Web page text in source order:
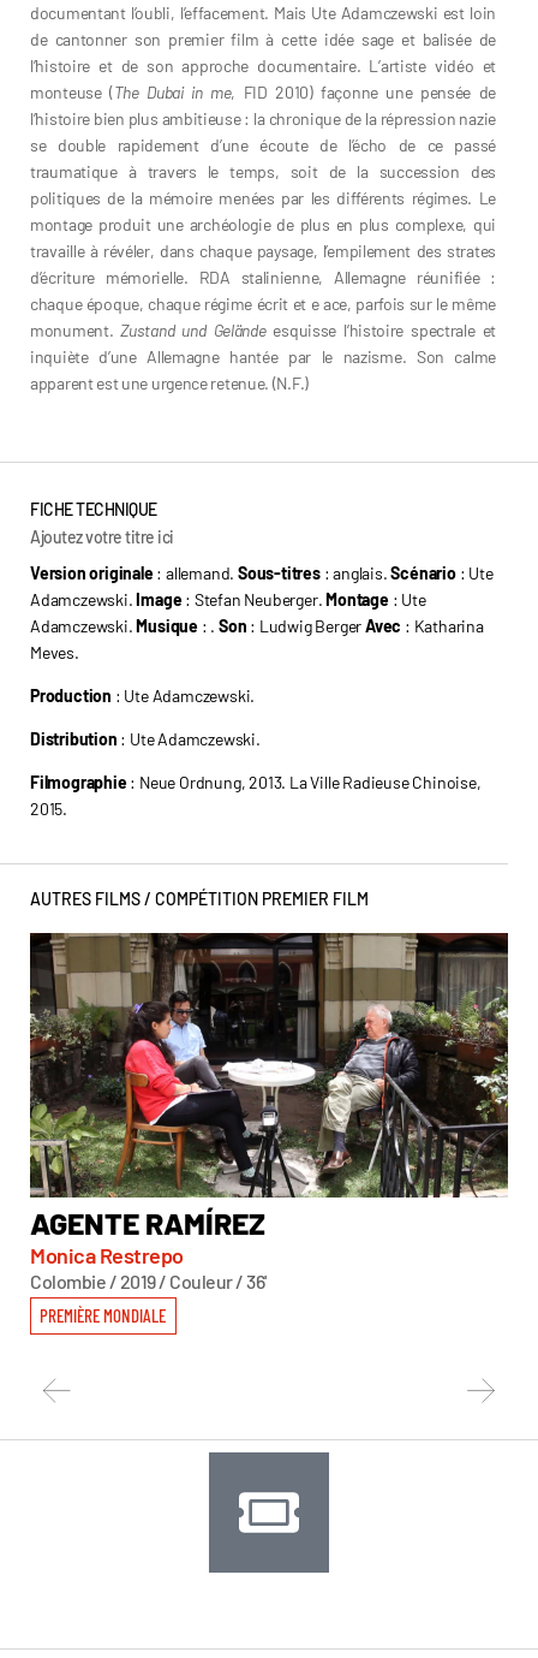
documentant l’oubli, l’effacement. Mais Ute Adamczewski est loin
de cantonner son premier film à cette idée sage et balisée de
l’histoire et de son approche documentaire. L’artiste vidéo et
monteuse (The Dubai in me, FID 2010) façonne une pensée de
l’histoire bien plus ambitieuse : la chronique de la répression nazie
se double rapidement d’une écoute de l’écho de ce passé
traumatique à travers le temps, soit de la succession des
politiques de la mémoire menées par les différents régimes. Le
montage produit une archéologie de plus en plus complexe, qui
travaille à révéler, dans chaque paysage, l’empilement des strates
d’écriture mémorielle. RDA stalinienne, Allemagne réunifiée :
chaque époque, chaque régime écrit et e ace, parfois sur le même
monument. Zustand und Geländeesquisse l’histoire spectrale et
inquiète d’une Allemagne hantée par le nazisme. Son calme
apparent est une urgence retenue. (N.F.)
FICHE TECHNIQUE
Ajoutez votre titre ici
Version originale: allemand.Sous-titres: anglais.Scénario: Ute
Adamczewski.Image: Stefan Neuberger.Montage: Ute
Adamczewski.Musique : .Son : Ludwig BergerAvec : Katharina
Meves.
Production : Ute Adamczewski.
Distribution : Ute Adamczewski.
Filmographie: Neue Ordnung, 2013. La Ville Radieuse Chinoise,
2015.
AUTRES FILMS / COMPÉTITION PREMIER FILM
AGENTE RAMÍREZ
Monica Restrepo
Colombie / 2019 / Couleur / 36'
PREMIÈRE MONDIALE